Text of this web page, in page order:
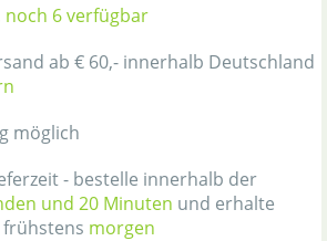
6 verfügbar
ab € 60,- innerhalb Deutschland
möglich
- bestelle innerhalb der
und 20 Minuten und erhalte
morgen